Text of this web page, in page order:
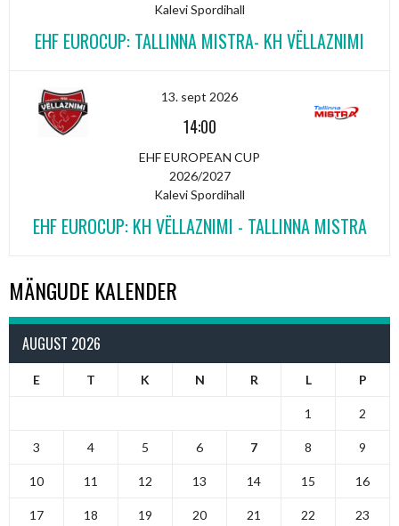
Kalevi Spordihall
EHF EUROCUP: TALLINNA MISTRA- KH VËLLAZNIMI
13. sept 2026
14:00
EHF EUROPEAN CUP
2026/2027
Kalevi Spordihall
EHF EUROCUP: KH VËLLAZNIMI - TALLINNA MISTRA
MÄNGUDE KALENDER
AUGUST 2026
E T K N R L P
1 2
3 4 5 6 7 8 9
10 11 12 13 14 15 16
17 18 19 20 21 22 23